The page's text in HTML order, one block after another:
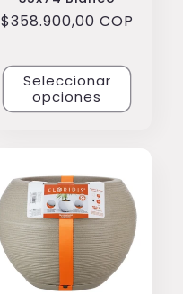
Precio
$358.900,00 COP
Seleccionar
opciones